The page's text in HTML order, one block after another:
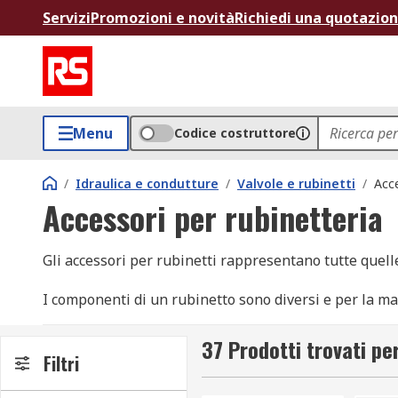
ServiziPromozioni e novitàRichiedi una
Menu Codice costruttore
/ Idraulica e condutture / Valvole e rubinetti /
Accessori per rubinetteria
Gli accessori per rubinetti rappresentano tutte
I componenti di un rubinetto sono diversi e per la
Alcuni esempi di accessori per rubinetti di uso diffuso
perni,
Filtri 37 Prodotti trovati